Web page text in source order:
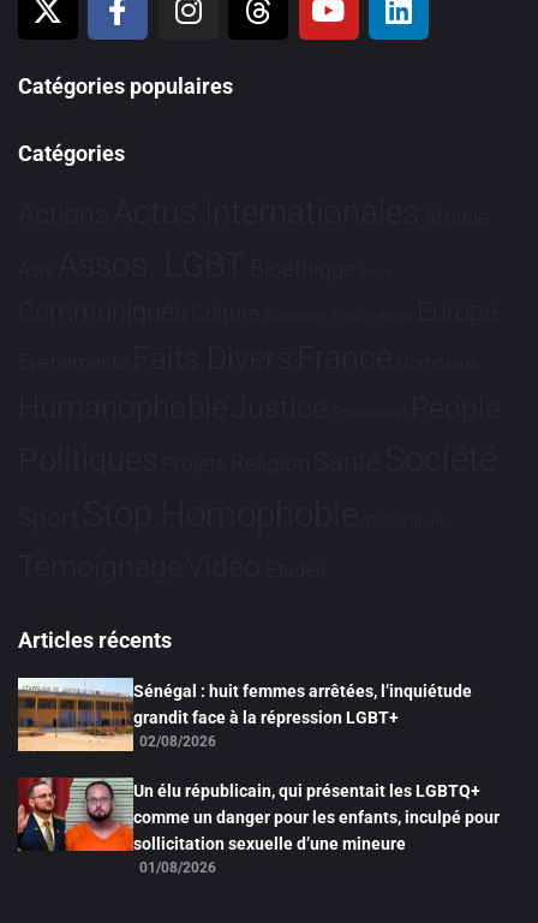
Catégories populaires
Catégories
Actions Actus Internationales Afrique
Asie Assos. LGBT Bioéthique Brève
Communiqués Culture Dialogues France-Brésil Europe
Evénements Faits Divers France Hommage
HumanophobieJustice Partenariat People
Politiques Projets Religion Santé Société
Sport Stop Homophobie Tech Tribune
TémoignageVidéo Études
Articles récents
Sénégal : huit femmes arrêtées, l’inquiétude
grandit face à la répression LGBT+
02/08/2026
Un élu républicain, qui présentait les LGBTQ+
comme un danger pour les enfants, inculpé pour
sollicitation sexuelle d’une mineure
01/08/2026